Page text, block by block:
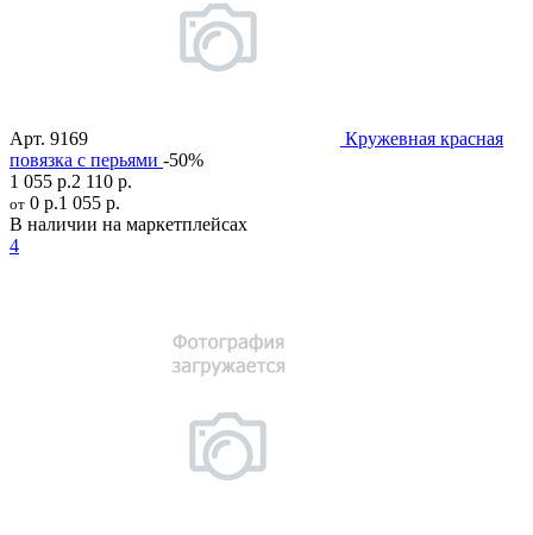
Арт. 9169
Кружевная красная
повязка с перьями -50%
1 055 р.2 110 р.
от 0 р.1 055 р.
В наличии на маркетплейсах
4